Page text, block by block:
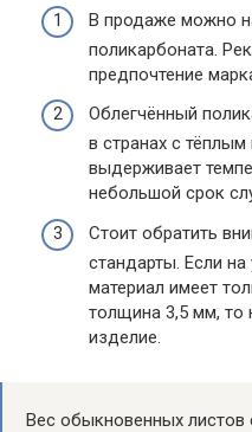
В продаже можно
поликарбоната.
предпочтение
Облегчённый
в странах с
выдерживает
небольшой срок
Стоит обратить
стандарты. Если на
материал имеет
толщина 3,5 мм, то
изделие.
Вес обыкновенных листов